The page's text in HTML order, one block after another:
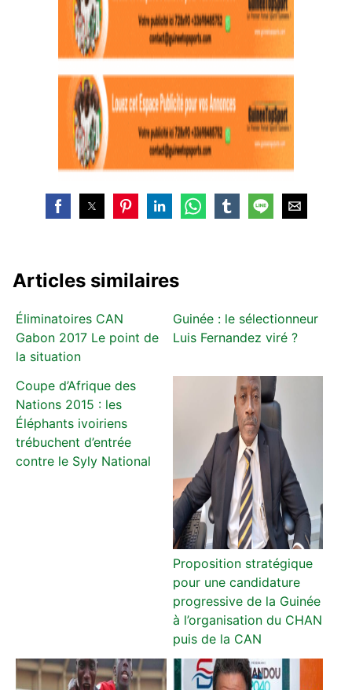
Articles similaires
Éliminatoires CAN
Gabon 2017 Le point de
la situation
Guinée : le sélectionneur
Luis Fernandez viré ?
Coupe d’Afrique des
Nations 2015 : les
Éléphants ivoiriens
trébuchent d’entrée
contre le Syly National
Proposition stratégique
pour une candidature
progressive de la Guinée
à l’organisation du CHAN
puis de la CAN